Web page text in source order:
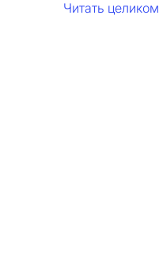
Читать целиком